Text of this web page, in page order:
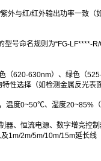
外与红/红外输出功率一致（
型号命名规则为“FG-LF****-
（620-630nm）、绿色（
性选择（如检测金属反光表
温度0~50℃、湿度20~85%
器、恒流电源、数字增亮控
1m/2m/5m/10m/15m延长线